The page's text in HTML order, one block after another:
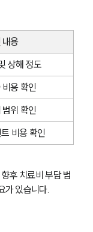
내용
상해 정도
용 확인
위 확인
비용 확인
후 치료비 부담 범
가 있습니다.